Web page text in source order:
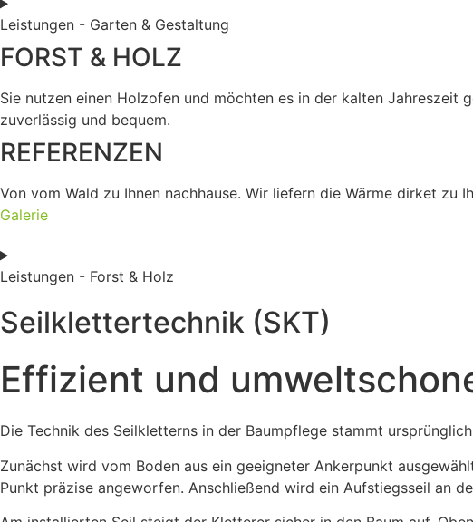
Leistungen - Garten & Gestaltung
FORST & HOLZ
Sie nutzen einen Holzofen und möchten es in der kalten Jahreszeit
zuverlässig und bequem.
REFERENZEN
Von vom Wald zu Ihnen nachhause. Wir liefern die Wärme dirket zu
Galerie
Leistungen - Forst & Holz
Seilklettertechnik (SKT)
Effizient und
Die Technik des Seilkletterns in der Baumpflege stammt
Zunächst wird vom Boden aus ein geeigneter Ankerpunkt
Punkt präzise angeworfen. Anschließend wird ein Aufstiegsseil an